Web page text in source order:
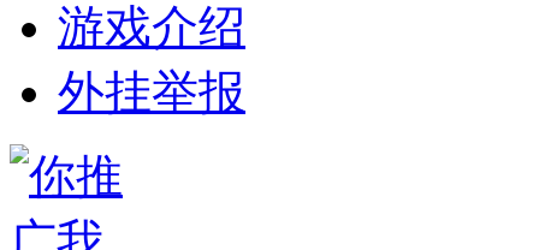
游戏介绍
外挂举报